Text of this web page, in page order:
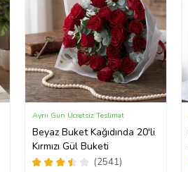
Beyaz Buket Kağıdında 20'li
Kırmızı Gül Buketi
(2541)
Aynı Gün Ücretsiz Teslimat